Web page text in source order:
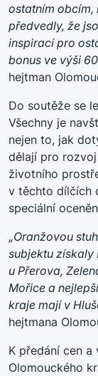
ostatním obcím,
předvedly, že
inspirací pro
bonus ve výši
hejtman
Do soutěže se
Všechny je
nejen to, jak
dělají pro
životního
v těchto dílčích
speciální
„Oranžovou
subjektu získaly
u Přerova,
Mořice a
kraje mají v
hejtmana
K předání cen a
Olomouckého